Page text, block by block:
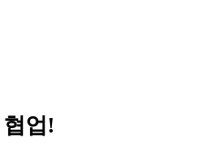
업!